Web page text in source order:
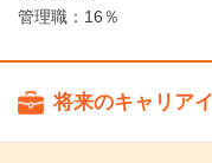
管理職：16％
将来のキャリア